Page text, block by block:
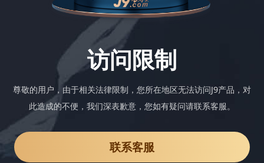
访问限制
尊敬的用户，由于相关法律限制，您所在地区无法访问J9产品，对
此造成的不便，我们深表歉意，您如有疑问请联系客服。
联系客服